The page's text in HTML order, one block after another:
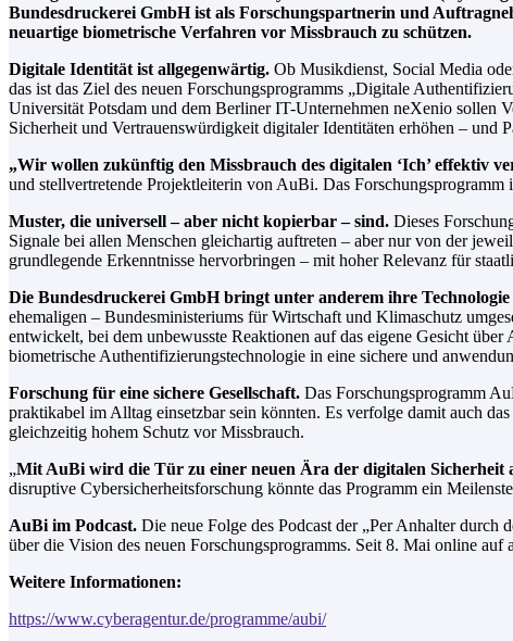
Bundesdruckerei GmbH ist als Forschungspartnerin und
neuartige biometrische Verfahren vor Missbrauch zu schützen.
Digitale Identität ist allgegenwärtig. Ob Musikdienst, Social Media
das ist das Ziel des neuen Forschungsprogramms „Digitale
Universität Potsdam und dem Berliner IT-Unternehmen neXenio sollen
Sicherheit und Vertrauenswürdigkeit digitaler Identitäten erhöhen – und
„Wir wollen zukünftig den Missbrauch des digitalen ‘Ich’ effektiv
und stellvertretende Projektleiterin von AuBi. Das
Muster, die universell – aber nicht kopierbar – sind. Dieses
Signale bei allen Menschen gleichartig auftreten – aber nur von der
grundlegende Erkenntnisse hervorbringen – mit hoher Relevanz für
Die Bundesdruckerei GmbH bringt unter anderem ihre
ehemaligen – Bundesministeriums für Wirtschaft und Klimaschutz
entwickelt, bei dem unbewusste Reaktionen auf das eigene Gesicht
biometrische Authentifizierungstechnologie in eine sichere und
Forschung für eine sichere Gesellschaft. Das Forschungsprogramm
praktikabel im Alltag einsetzbar sein könnten. Es verfolge damit auch
gleichzeitig hohem Schutz vor Missbrauch.
„Mit AuBi wird die Tür zu einer neuen Ära der digitalen Sicherheit
disruptive Cybersicherheitsforschung könnte das Programm ein
AuBi im Podcast. Die neue Folge des Podcast der „Per Anhalter
über die Vision des neuen Forschungsprogramms. Seit 8. Mai online auf
Weitere Informationen:
https://www.cyberagentur.de/programme/aubi/